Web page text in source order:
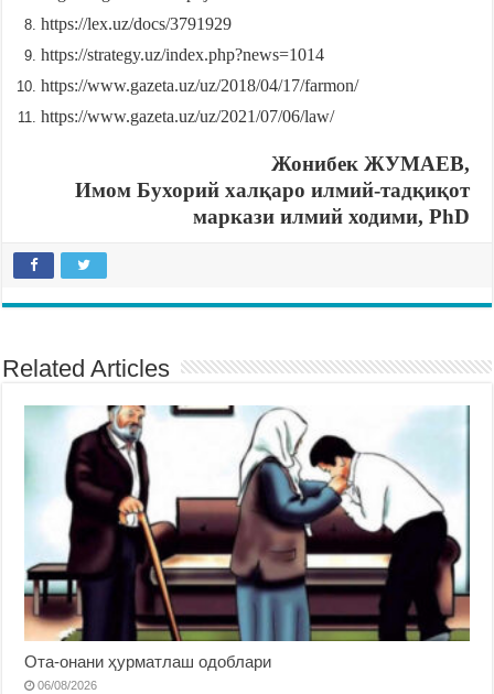
https://lex.uz/docs/3791929
https://strategy.uz/index.php?news=1014
https://www.gazeta.uz/uz/2018/04/17/farmon/
https://www.gazeta.uz/uz/2021/07/06/law/
Жонибек ЖУМАЕВ,
Имом Бухорий халқаро илмий-тадқиқот
маркази илмий ходими, PhD
Related Articles
Ота-онани ҳурматлаш одоблари
06/08/2026